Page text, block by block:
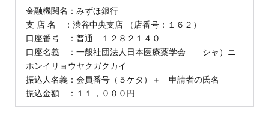
金融機関名：みずほ銀行
支 店 名 ：渋谷中央支店 （店番号：１６２）
口座番号 ：普通 １２８２１４０
口座名義 ：一般社団法人日本医療薬学会 シャ）ニ
ホンイリョウヤクガクカイ
振込人名義：会員番号（５ケタ）＋ 申請者の氏名
振込金額 ：１１，０００円